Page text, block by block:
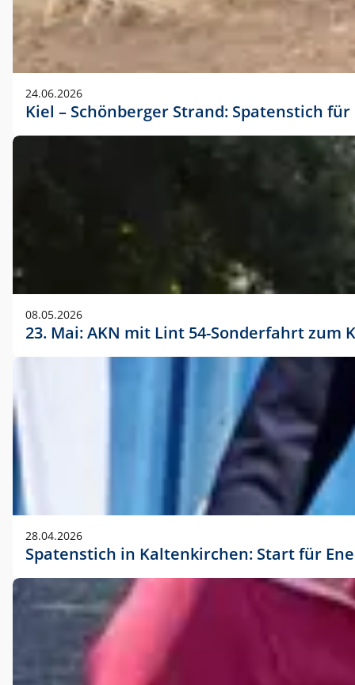
24.06.2026
Kiel – Schönberger Strand: Spatenstich
08.05.2026
23. Mai: AKN mit Lint 54-Sonderfahrt
28.04.2026
Spatenstich in Kaltenkirchen: Start für